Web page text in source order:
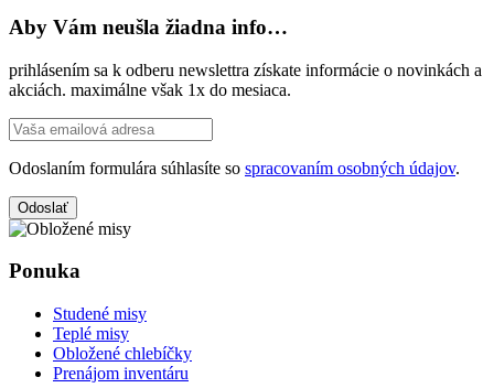
Aby Vám neušla žiadna info…
prihlásením sa k odberu newslettra získate informácie o novinkách a
akciách. maximálne však 1x do mesiaca.
Odoslaním formulára súhlasíte so spracovaním osobných údajov.
Odoslať
Ponuka
Studené misy
Teplé misy
Obložené chlebíčky
Prenájom inventáru